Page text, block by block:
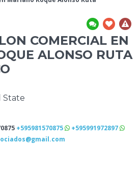
COMERCIAL EN
ALONSO RUTA
State
+595981570875
+595991972897